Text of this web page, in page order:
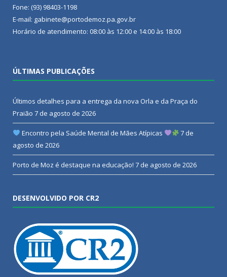
Fone: (93) 98403-1198
E-mail: gabinete@portodemoz.pa.gov.br
Horário de atendimento: 08:00 às 12:00 e 14:00 às 18:00
ÚLTIMAS PUBLICAÇÕES
Últimos detalhes para a entrega da nova Orla e da Praça do
Praião 7 de agosto de 2026
Encontro pela Saúde Mental de Mães Atípicas
7 de
agosto de 2026
Porto de Moz é destaque na educação! 7 de agosto de 2026
DESENVOLVIDO POR CR2